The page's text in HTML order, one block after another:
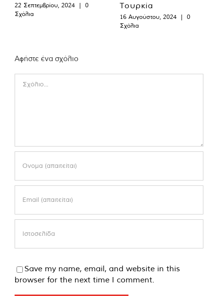
22 Σεπτεμβρίου, 2024 |
0
Σχόλια
Τουρκία
16 Αυγούστου, 2024 |
0
Σχόλια
Αφήστε ένα σχόλιο
Save my name, email, and website in this
browser for the next time I comment.